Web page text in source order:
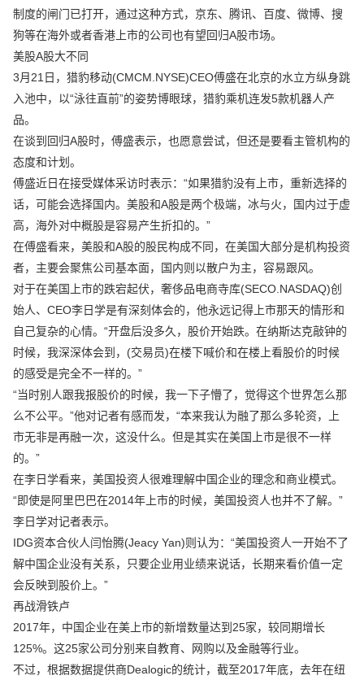
制度的闸门已打开，通过这种方式，京东、腾讯、百度、微博、搜
狗等在海外或者香港上市的公司也有望回归A股市场。
美股A股大不同
3月21日，猎豹移动(CMCM.NYSE)CEO傅盛在北京的水立方纵身跳
入池中，以“泳往直前”的姿势博眼球，猎豹乘机连发5款机器人产
品。
在谈到回归A股时，傅盛表示，也愿意尝试，但还是要看主管机构的
态度和计划。
傅盛近日在接受媒体采访时表示：“如果猎豹没有上市，重新选择的
话，可能会选择国内。美股和A股是两个极端，冰与火，国内过于虚
高，海外对中概股是容易产生折扣的。”
在傅盛看来，美股和A股的股民构成不同，在美国大部分是机构投资
者，主要会聚焦公司基本面，国内则以散户为主，容易跟风。
对于在美国上市的跌宕起伏，奢侈品电商寺库(SECO.NASDAQ)创
始人、CEO李日学是有深刻体会的，他永远记得上市那天的情形和
自己复杂的心情。“开盘后没多久，股价开始跌。在纳斯达克敲钟的
时候，我深深体会到，(交易员)在楼下喊价和在楼上看股价的时候
的感受是完全不一样的。”
“当时别人跟我报股价的时候，我一下子懵了，觉得这个世界怎么那
么不公平。”他对记者有感而发，“本来我认为融了那么多轮资，上
市无非是再融一次，这没什么。但是其实在美国上市是很不一样
的。”
在李日学看来，美国投资人很难理解中国企业的理念和商业模式。
“即使是阿里巴巴在2014年上市的时候，美国投资人也并不了解。”
李日学对记者表示。
IDG资本合伙人闫怡腾(Jeacy Yan)则认为：“美国投资人一开始不了
解中国企业没有关系，只要企业用业绩来说话，长期来看价值一定
会反映到股价上。”
再战滑铁卢
2017年，中国企业在美上市的新增数量达到25家，较同期增长
125%。这25家公司分别来自教育、网购以及金融等行业。
不过，根据数据提供商Dealogic的统计，截至2017年底，去年在纽